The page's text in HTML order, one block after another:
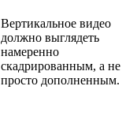
Вертикальное видео
должно выглядеть
намеренно
скадрированным, а не
просто дополненным.